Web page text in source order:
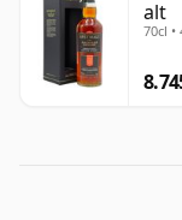
alt
70cl •